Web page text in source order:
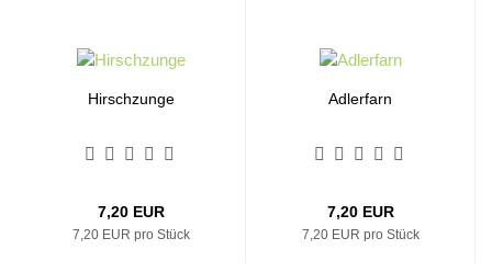
Hirschzunge
7,20 EUR
7,20 EUR pro Stück
Adlerfarn
7,20 EUR
7,20 EUR pro Stück